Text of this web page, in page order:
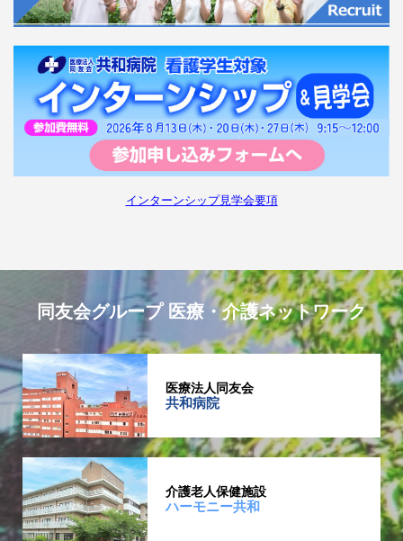
インターンシップ見学会要項
同友会グループ 医療・介護ネットワーク
医療法人同友会
共和病院
介護老人保健施設
ハーモニー共和